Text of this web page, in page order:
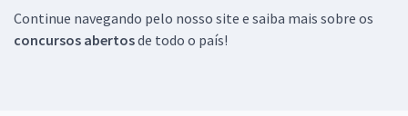
Continue navegando pelo nosso site e saiba mais sobre os
concursos abertosde todo o país!